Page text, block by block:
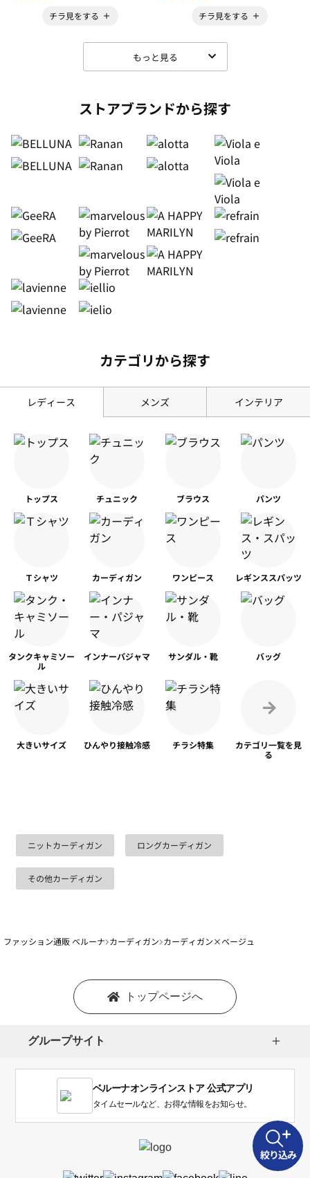
チラ見をする
チラ見をする
もっと見る
ストアブランドから探す
カテゴリから探す
レディース メンズ インテリア
トップス チュニック ブラウス パンツ
Ｔシャツ カーディガン ワンピース レギンススパッツ
タンクキャミソー
ル
インナーパジャマ サンダル・靴 バッグ
大きいサイズ ひんやり接触冷感 チラシ特集 カテゴリ一覧を見
る
ニットカーディガン ロングカーディガン
その他カーディガン
ファッション通販 ベルーナ カーディガン カーディガン×ベージュ
絞り込み
トップページへ
グループサイト
ベルーナオンラインストア 公式アプリ
タイムセールなど、お得な情報をお知らせ。